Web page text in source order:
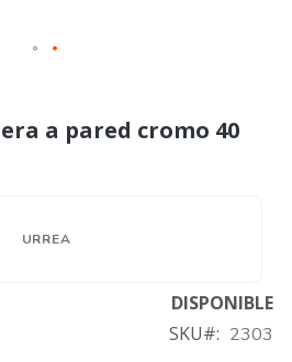
a pared cromo 40
URREA
DISPONIBLE
SKU
2303